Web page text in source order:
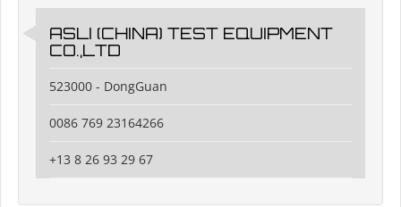
ASLI (CHINA) TEST EQUIPMENT
CO.,LTD
523000 - DongGuan
0086 769 23164266
+13 8 26 93 29 67